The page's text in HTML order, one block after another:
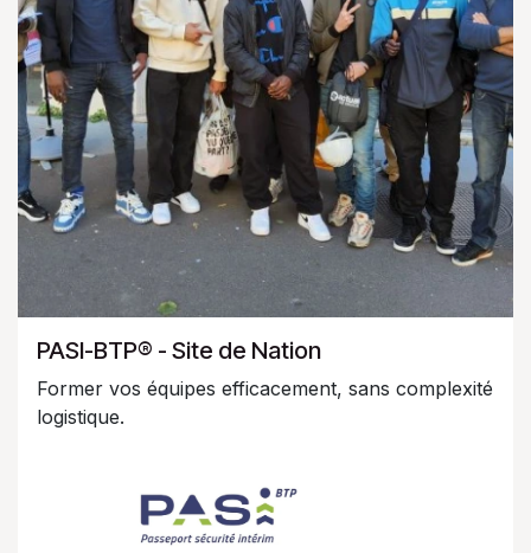
PASI-BTP® - Site de Nation
Former vos équipes efficacement, sans complexité
logistique.